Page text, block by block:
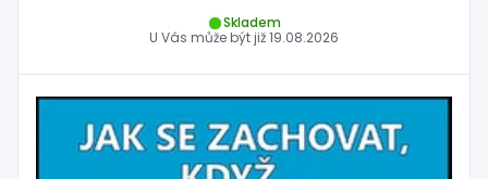
Skladem
U Vás může být již19.08.2026